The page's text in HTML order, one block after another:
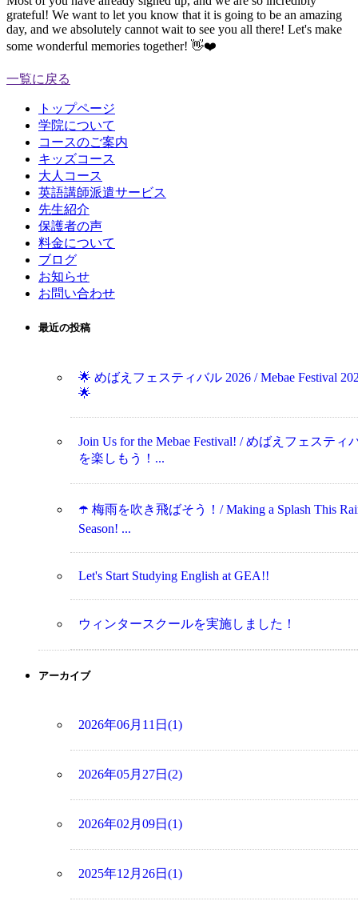
grateful! We want to let you know that it is going to be an amazing
day, and we absolutely cannot wait to see you all there! Let's make
some wonderful memories together! 👋❤️
一覧に戻る
トップページ
学院について
コースのご案内
キッズコース
大人コース
英語講師派遣サービス
先生紹介
保護者の声
料金について
ブログ
お知らせ
お問い合わせ
最近の投稿
🌟 めばえフェスティバル 2026 / Mebae Festival
🌟
Join Us for the Mebae Festival! / めばえフェスティ
を楽しもう！...
☂️ 梅雨を吹き飛ばそう！/ Making a Splash This
Season! ...
Let's Start Studying English at GEA!!
ウィンタースクールを実施しました！
アーカイブ
2026年06月11日(1)
2026年05月27日(2)
2026年02月09日(1)
2025年12月26日(1)